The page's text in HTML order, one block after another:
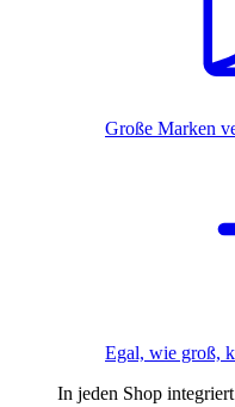
Große Marken
Egal, wie groß,
In jeden Shop integriert